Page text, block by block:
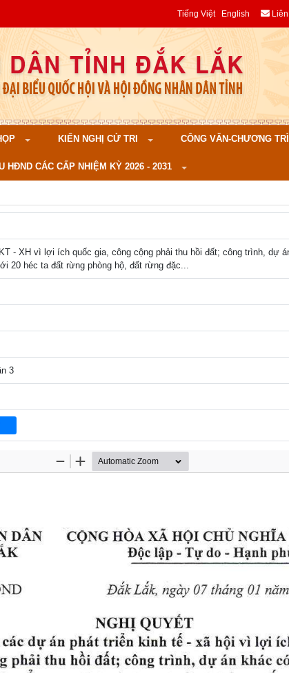
Tiếng Việt English
KIẾN NGHỊ CỬ TRI CÔNG VĂN-CHƯƠNG
CÁC CẤP NHIỆM KỲ 2026 - 2031
- XH vì lợi ích quốc gia, công cộng phải thu hồi đất; công trình, dự
20 héc ta đất rừng phòng hộ, đất rừng đặc...
3